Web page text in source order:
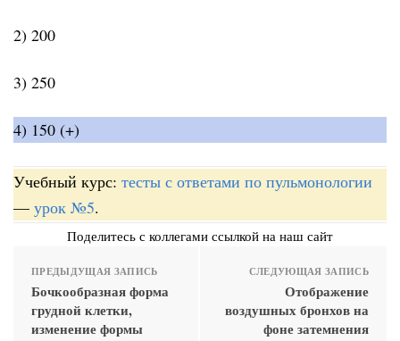
2) 200
3) 250
4) 150 (+)
Учебный курс: тесты с ответами по пульмонологии
— урок №5.
Поделитесь с коллегами ссылкой на наш сайт
ПРЕДЫДУЩАЯ ЗАПИСЬ
Бочкообразная форма
грудной клетки,
изменение формы
СЛЕДУЮЩАЯ ЗАПИСЬ
Отображение
воздушных бронхов на
фоне затемнения